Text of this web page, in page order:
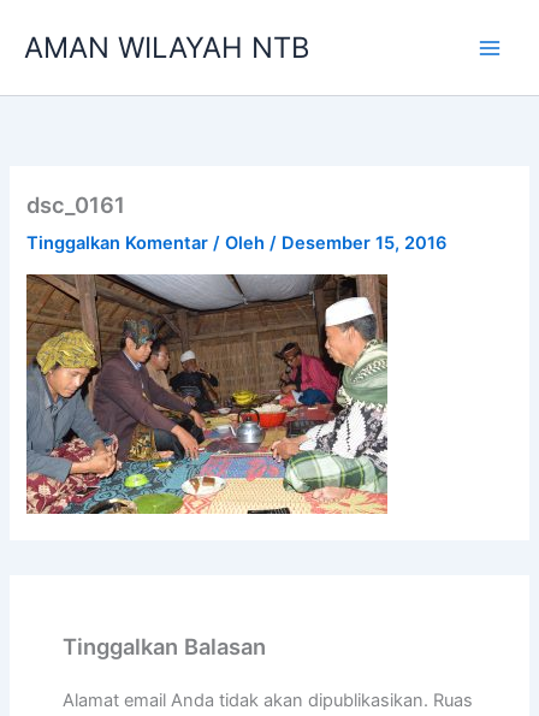
AMAN WILAYAH NTB
dsc_0161
Tinggalkan Komentar / Oleh/ Desember 15, 2016
Tinggalkan Balasan
Alamat email Anda tidak akan dipublikasikan. Ruas